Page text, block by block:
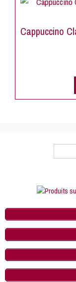
Cappuccino